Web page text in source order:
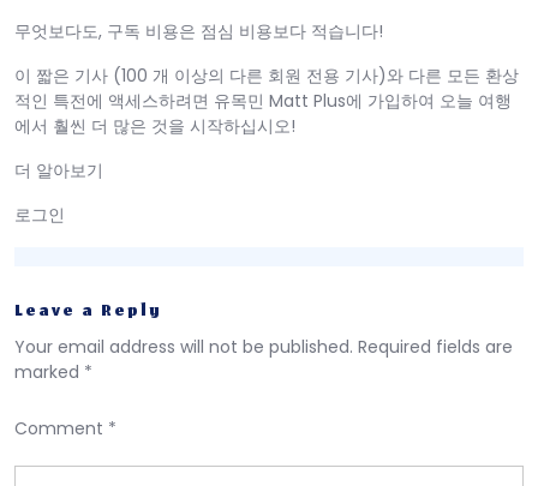
무엇보다도, 구독 비용은 점심 비용보다 적습니다!
이 짧은 기사 (100 개 이상의 다른 회원 전용 기사)와 다른 모든 환상
적인 특전에 액세스하려면 유목민 Matt Plus에 가입하여 오늘 여행
에서 훨씬 더 많은 것을 시작하십시오!
더 알아보기
로그인
Leave a Reply
Your email address will not be published. Required fields are
marked *
Comment *